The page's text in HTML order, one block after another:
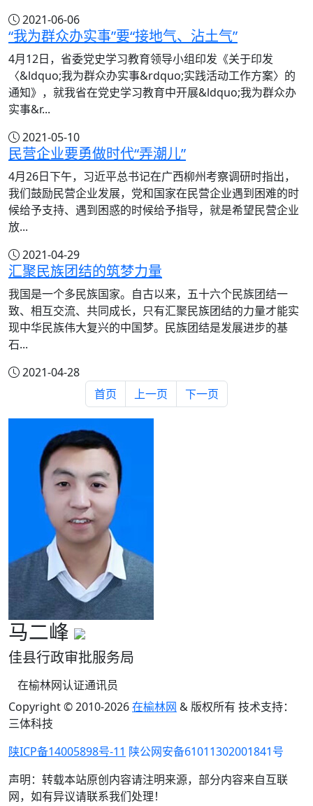
2021-06-06
“我为群众办实事”要“接地气、沾土气”
4月12日，省委党史学习教育领导小组印发《关于印发
〈&ldquo;我为群众办实事&rdquo;实践活动工作方案〉的
通知》，就我省在党史学习教育中开展&ldquo;我为群众办
实事&r...
2021-05-10
民营企业要勇做时代“弄潮儿”
4月26日下午，习近平总书记在广西柳州考察调研时指出，
我们鼓励民营企业发展，党和国家在民营企业遇到困难的时
候给予支持、遇到困惑的时候给予指导，就是希望民营企业
放...
2021-04-29
汇聚民族团结的筑梦力量
我国是一个多民族国家。自古以来，五十六个民族团结一
致、相互交流、共同成长，只有汇聚民族团结的力量才能实
现中华民族伟大复兴的中国梦。民族团结是发展进步的基
石...
2021-04-28
首页
上一页 下一页
马二峰
佳县行政审批服务局
在榆林网认证通讯员
Copyright © 2010-2026在榆林网 & 版权所有 技术支持：
三体科技
陕ICP备14005898号-11 陕公网安备61011302001841号
声明：转载本站原创内容请注明来源，部分内容来自互联
网，如有异议请联系我们处理！